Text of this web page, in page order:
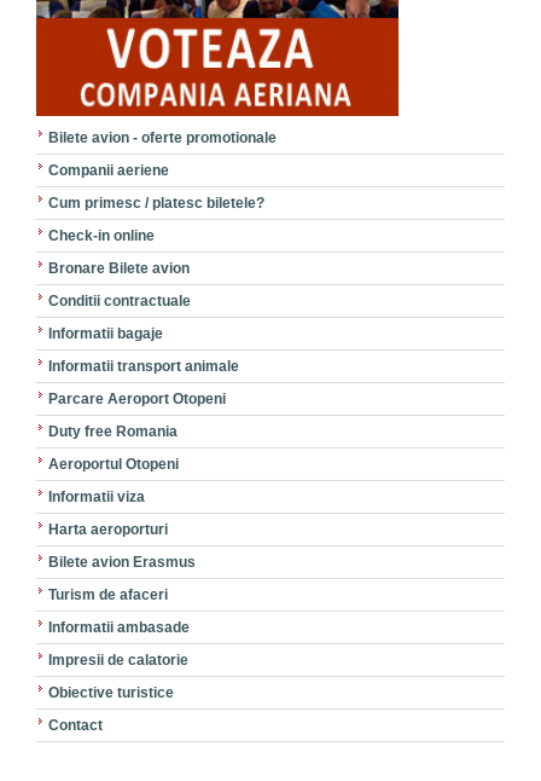
Bilete avion - oferte promotionale
Companii aeriene
Cum primesc / platesc biletele?
Check-in online
Bronare Bilete avion
Conditii contractuale
Informatii bagaje
Informatii transport animale
Parcare Aeroport Otopeni
Duty free Romania
Aeroportul Otopeni
Informatii viza
Harta aeroporturi
Bilete avion Erasmus
Turism de afaceri
Informatii ambasade
Impresii de calatorie
Obiective turistice
Contact